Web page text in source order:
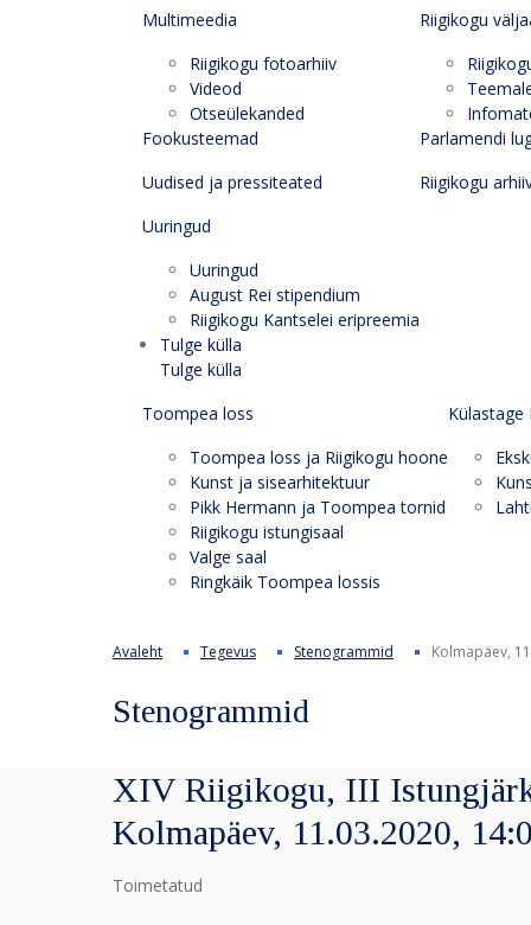
Multimeedia
Riigikogu fotoarhiiv
Videod
Otseülekanded
Fookusteemad
Uudised ja pressiteated
Uuringud
Uuringud
August Rei stipendium
Riigikogu Kantselei eripreemia
Riigikogu
Parlamendi
Riigikogu
Tulge külla
Tulge külla
Toompea loss
Toompea loss ja Riigikogu hoone
Kunst ja sisearhitektuur
Pikk Hermann ja Toompea tornid
Riigikogu istungisaal
Valge saal
Ringkäik Toompea lossis
Külastage
Avaleht Tegevus Stenogrammid Kolmapäev,
Stenogrammid
XIV Riigikogu, III
Kolmapäev, 11.03.2020,
Toimetatud